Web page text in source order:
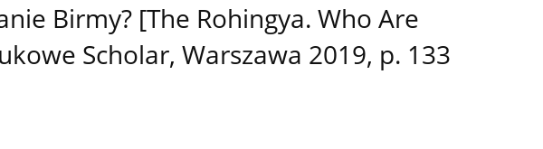
Birmy? [The Rohingya. Who Are
Scholar, Warszawa 2019, p. 133